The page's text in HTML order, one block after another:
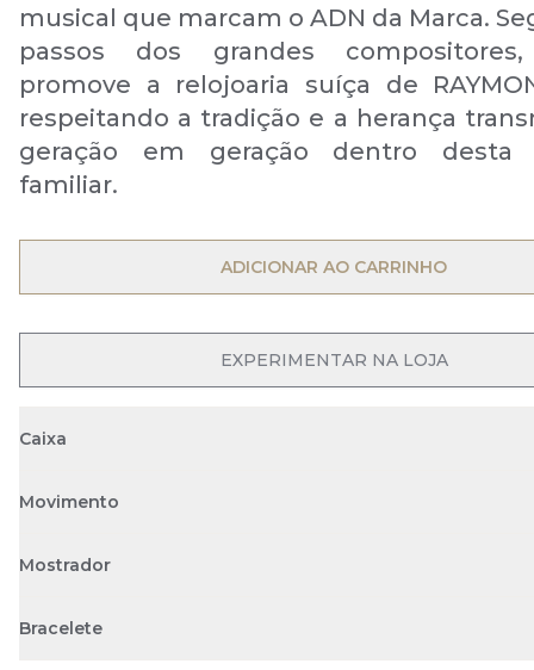
musical que marcam o ADN da Marca.
passos dos grandes
promove a relojoaria suíça de
respeitando a tradição e a herança
geração em geração dentro desta
familiar.
ADICIONAR AO CARRINHO
EXPERIMENTAR NA LOJA
Caixa
Movimento
Mostrador
Bracelete